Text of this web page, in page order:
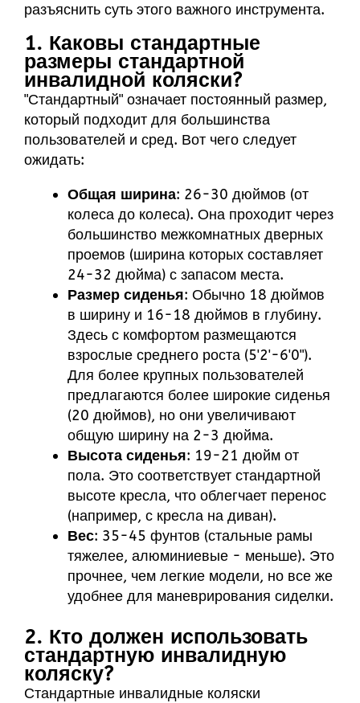
разъяснить суть этого важного инструмента.
1. Каковы стандартные
размеры стандартной
инвалидной коляски?
"Стандартный" означает постоянный размер,
который подходит для большинства
пользователей и сред. Вот чего следует
ожидать:
Общая ширина: 26-30 дюймов (от
колеса до колеса). Она проходит через
большинство межкомнатных дверных
проемов (ширина которых составляет
24-32 дюйма) с запасом места.
Размер сиденья: Обычно 18 дюймов
в ширину и 16-18 дюймов в глубину.
Здесь с комфортом размещаются
взрослые среднего роста (5'2'-6'0").
Для более крупных пользователей
предлагаются более широкие сиденья
(20 дюймов), но они увеличивают
общую ширину на 2-3 дюйма.
Высота сиденья: 19-21 дюйм от
пола. Это соответствует стандартной
высоте кресла, что облегчает перенос
(например, с кресла на диван).
Вес: 35-45 фунтов (стальные рамы
тяжелее, алюминиевые - меньше). Это
прочнее, чем легкие модели, но все же
удобнее для маневрирования сиделки.
2. Кто должен использовать
стандартную инвалидную
коляску?
Стандартные инвалидные коляски